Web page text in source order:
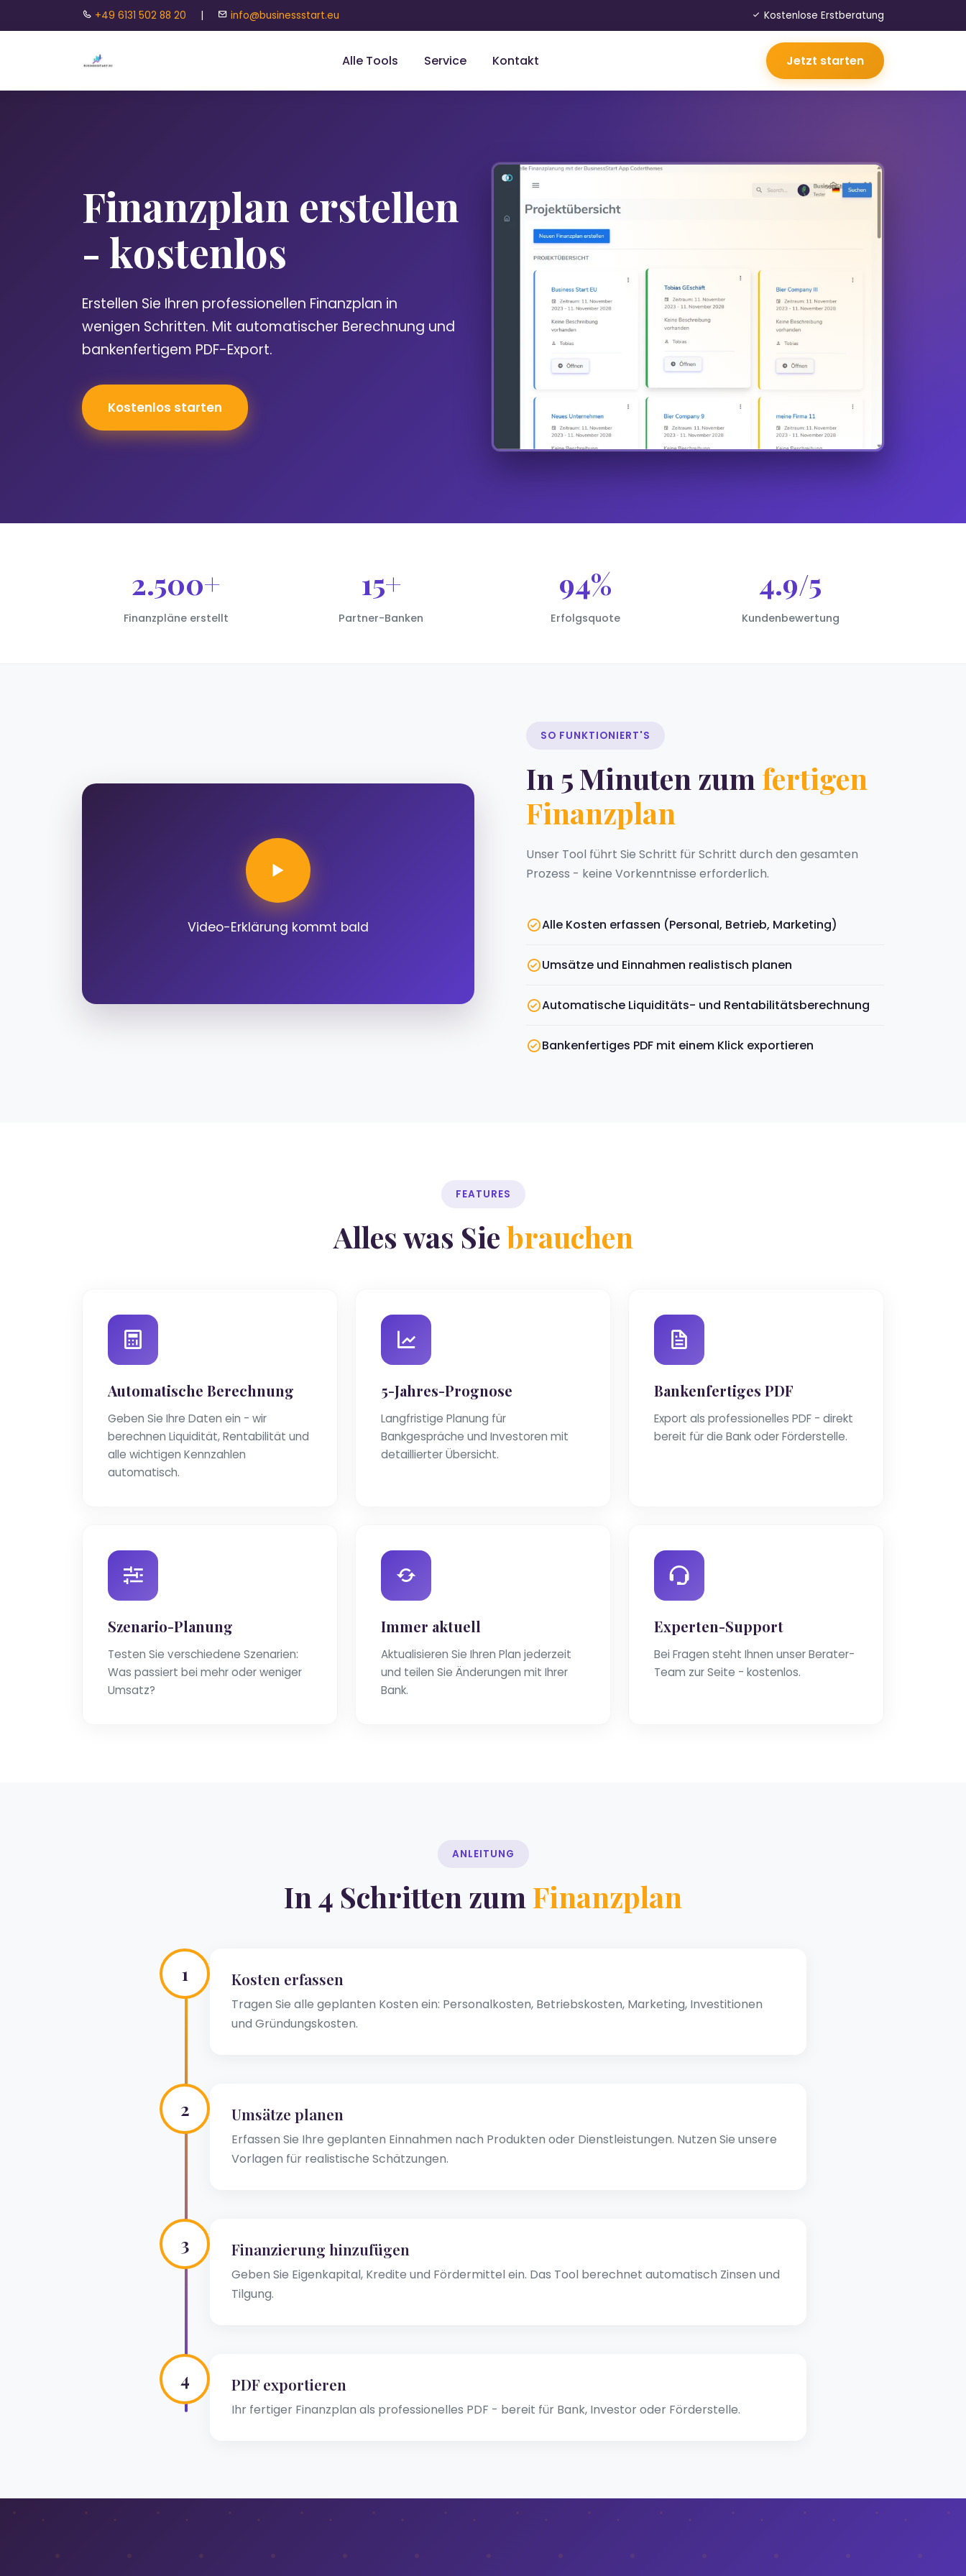
+49 6131 502 88 20 | info@businessstart.eu Kostenlose Erstberatung
Alle Tools Service Kontakt Jetzt starten
Finanzplan erstellen
- kostenlos
Erstellen Sie Ihren professionellen Finanzplan in
wenigen Schritten. Mit automatischer Berechnung und
bankenfertigem PDF-Export.
Kostenlos starten
2.500+
Finanzpläne erstellt
15+
Partner-Banken
94%
Erfolgsquote
4.9/5
Kundenbewertung
Video-Erklärung kommt bald
SO FUNKTIONIERT'S
In 5 Minuten zum fertigen
Finanzplan
Unser Tool führt Sie Schritt für Schritt durch den gesamten
Prozess - keine Vorkenntnisse erforderlich.
Alle Kosten erfassen (Personal, Betrieb, Marketing)
Umsätze und Einnahmen realistisch planen
Automatische Liquiditäts- und Rentabilitätsberechnung
Bankenfertiges PDF mit einem Klick exportieren
FEATURES
Alles was Siebrauchen
Automatische Berechnung
Geben Sie Ihre Daten ein - wir
berechnen Liquidität, Rentabilität und
alle wichtigen Kennzahlen
automatisch.
5-Jahres-Prognose
Langfristige Planung für
Bankgespräche und Investoren mit
detaillierter Übersicht.
Bankenfertiges PDF
Export als professionelles PDF - direkt
bereit für die Bank oder Förderstelle.
Szenario-Planung
Testen Sie verschiedene Szenarien:
Was passiert bei mehr oder weniger
Umsatz?
Immer aktuell
Aktualisieren Sie Ihren Plan jederzeit
und teilen Sie Änderungen mit Ihrer
Bank.
Experten-Support
Bei Fragen steht Ihnen unser Berater-
Team zur Seite - kostenlos.
ANLEITUNG
In 4 Schritten zum Finanzplan
1 Kosten erfassen
Tragen Sie alle geplanten Kosten ein: Personalkosten, Betriebskosten, Marketing, Investitionen
und Gründungskosten.
2 Umsätze planen
Erfassen Sie Ihre geplanten Einnahmen nach Produkten oder Dienstleistungen. Nutzen Sie unsere
Vorlagen für realistische Schätzungen.
3 Finanzierung hinzufügen
Geben Sie Eigenkapital, Kredite und Fördermittel ein. Das Tool berechnet automatisch Zinsen und
Tilgung.
4 PDF exportieren
Ihr fertiger Finanzplan als professionelles PDF - bereit für Bank, Investor oder Förderstelle.